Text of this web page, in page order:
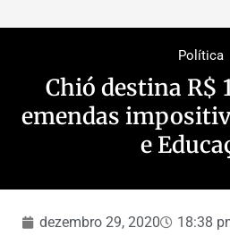
Política
Chió destina R$
emendas
e
dezembro 29, 2020
18:38